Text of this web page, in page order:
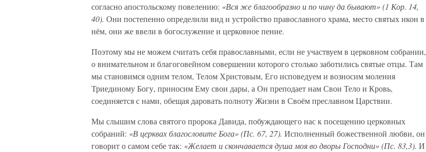
согласно апостольскому повелению: «Вся же благообразно и по чину да бывают» (1 Кор. 14,
40). Они постепенно определили вид и устройство православного храма, место святых икон в
нём, они же ввели в богослужение и церковное пение.
Поэтому мы не можем считать себя православными, если не участвуем в церковном собрании,
о внимательном и благоговейном совершении которого столько заботились святые отцы. Там
мы становимся одним телом, Телом Христовым, Его исповедуем и возносим моления
Триединому Богу, приносим Ему свои дары, а Он преподает нам Свои Тело и Кровь,
соединяется с нами, обещая даровать полноту Жизни в Своём преславном Царствии.
Мы слышим слова святого пророка Давида, побуждающего нас к посещению церковных
собраний: «В церквах благословите Бога» (Пс. 67, 27). Исполненный божественной любви, он
говорит о самом себе так: «Желает и скончавается душа моя во дворы Господни» (Пс. 83,3). И